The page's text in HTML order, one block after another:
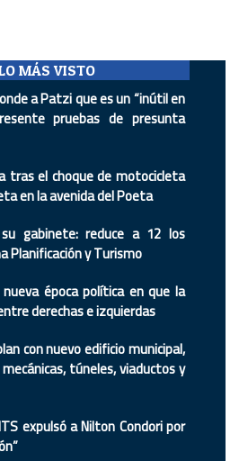
MÁS VISTO
a Patzi que es un “inútil en
pruebas de presunta
tras el choque de motocicleta
en la avenida del Poeta
gabinete: reduce a 12 los
Planificación y Turismo
época política en que la
derechas e izquierdas
con nuevo edificio municipal,
túneles, viaductos y
expulsó a Nilton Condori por